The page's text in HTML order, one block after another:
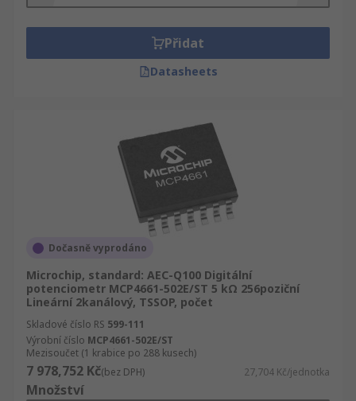
Přidat
Datasheets
Dočasně vyprodáno
Microchip, standard: AEC-Q100 Digitální
potenciometr MCP4661-502E/ST 5 kΩ 256poziční
Lineární 2kanálový, TSSOP, počet
Skladové číslo RS 599-111
Výrobní číslo MCP4661-502E/ST
Mezisoučet (1 krabice po 288 kusech)
7 978,752 Kč(bez DPH) 27,704 Kč/jednotka
Množství